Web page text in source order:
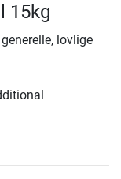
15kg
lovlige